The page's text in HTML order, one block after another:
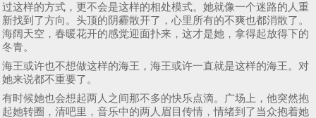
过这样的方式，更不会是这样的相处模式。她就像一个迷路的人重
新找到了方向。头顶的阴霾散开了，心里所有的不爽也都消散了。
海阔天空，春暖花开的感觉迎面扑来，这才是她，拿得起放得下的
冬青。
海王或许也不想做这样的海王，海王或许一直就是这样的海王。对
她来说都不重要了。
有时候她也会想起两人之间那不多的快乐点滴。广场上，他突然抱
起她转圈，清吧里，音乐中的两人眉目传情，情绪到了当众抱着她